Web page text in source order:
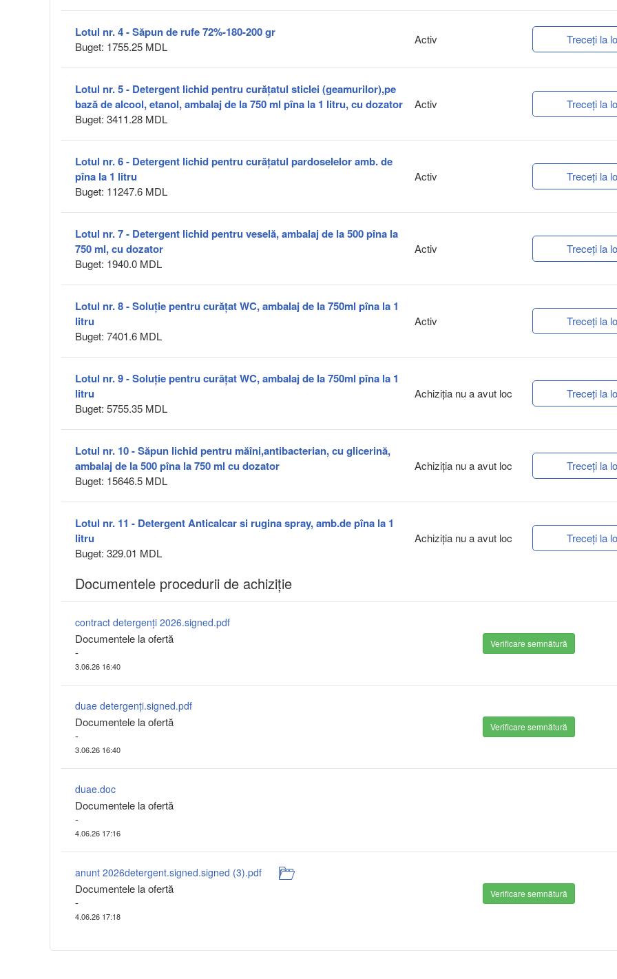
Lotul nr. 4 - Săpun de rufe 72%-180-200 gr
Buget: 1755.25 MDL
Activ Treceți la
Lotul nr. 5 - Detergent lichid pentru curățatul sticlei (geamurilor),pe
bază de alcool, etanol, ambalaj de la 750 ml pîna la 1 litru, cu dozator
Buget: 3411.28 MDL
Activ Treceți la
Lotul nr. 6 - Detergent lichid pentru curăţatul pardoselelor amb. de
pîna la 1 litru
Buget: 11247.6 MDL
Activ Treceți la
Lotul nr. 7 - Detergent lichid pentru veselă, ambalaj de la 500 pîna la
750 ml, cu dozator
Buget: 1940.0 MDL
Activ Treceți la
Lotul nr. 8 - Soluție pentru curățat WC, ambalaj de la 750ml pîna la 1
litru
Buget: 7401.6 MDL
Activ Treceți la
Lotul nr. 9 - Soluție pentru curățat WC, ambalaj de la 750ml pîna la 1
litru
Buget: 5755.35 MDL
Achiziţia nu a avut loc Treceți la
Lotul nr. 10 - Săpun lichid pentru măîni,antibacterian, cu glicerină,
ambalaj de la 500 pîna la 750 ml cu dozator
Buget: 15646.5 MDL
Achiziţia nu a avut loc Treceți la
Lotul nr. 11 - Detergent Anticalcar si rugina spray, amb.de pîna la 1
litru
Buget: 329.01 MDL
Achiziţia nu a avut loc Treceți la
Documentele procedurii de achiziție
contract detergenți 2026.signed.pdf
Documentele la ofertă
-
3.06.26 16:40
Verificare semnătură
duae detergenți.signed.pdf
Documentele la ofertă
-
3.06.26 16:40
Verificare semnătură
duae.doc
Documentele la ofertă
-
4.06.26 17:16
anunt 2026detergent.signed.signed (3).pdf
Documentele la ofertă
-
4.06.26 17:18
Verificare semnătură